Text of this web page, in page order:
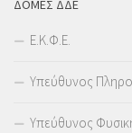
ΔΟΜΕΣ ΔΔΕ
Ε.Κ.Φ.Ε.
Υπεύθυνος
Υπεύθυνος